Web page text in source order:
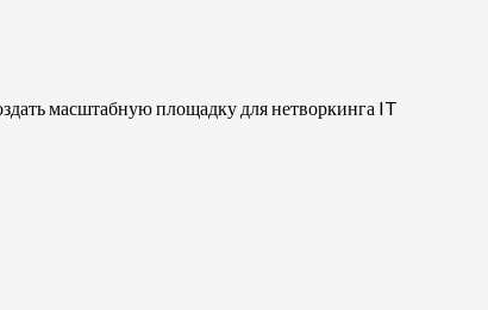
масштабную площадку для нетворкинга IT